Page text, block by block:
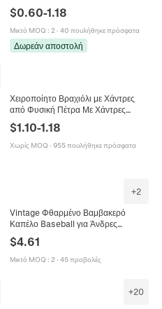
Δώρο Μινιμαλιστικό Ρυθμιζόμενο
Κόσμημα Για Μαμά Μπαμπά Γιο
Κόρη
$0.60-1.18
Μικτό MOQ : 2· 40 πουλήθηκε πρόσφατα
Δωρεάν αποστολή
Χειροποίητο Βραχιόλι με Χάντρες
από Φυσική Πέτρα Με Χάντρες
Βραχιόλι από Φυσική Πέτρα Για τη
Γιορτή της Μητέρας Γυναικεία
$1.10-1.18
Χωρίς MOQ · 955 πουλήθηκε πρόσφατα
+2
Vintage Φθαρμένο Βαμβακερό
Καπέλο Baseball για Άνδρες
Γυναίκες Πλυμένο Κεντημένο #1
MOM Επίρραμμα Ρυθμιζόμενο
Καπέλο Trucker Δώρο Γιορτής
$4.61
Μικτό MOQ : 2· 45 προβολές
+20